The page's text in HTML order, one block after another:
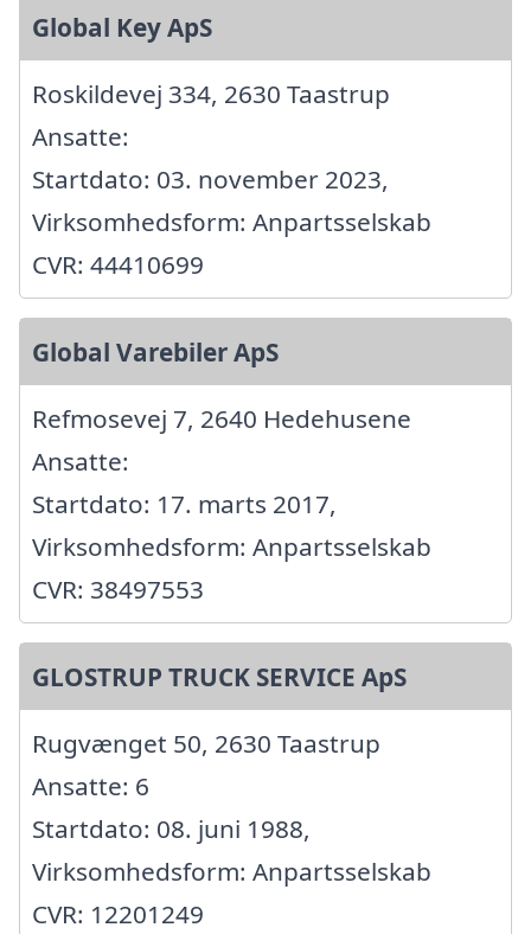
Global Key ApS
Roskildevej 334, 2630 Taastrup
Ansatte:
Startdato: 03. november 2023,
Virksomhedsform: Anpartsselskab
CVR: 44410699
Global Varebiler ApS
Refmosevej 7, 2640 Hedehusene
Ansatte:
Startdato: 17. marts 2017,
Virksomhedsform: Anpartsselskab
CVR: 38497553
GLOSTRUP TRUCK SERVICE ApS
Rugvænget 50, 2630 Taastrup
Ansatte: 6
Startdato: 08. juni 1988,
Virksomhedsform: Anpartsselskab
CVR: 12201249